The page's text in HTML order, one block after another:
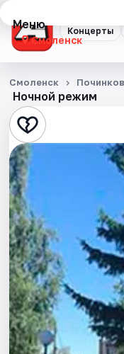
Концерты
Меню
Смоленск
Концерты
Театр
Стендап
Выставки
Экскурсии
Спорт
События
Города
Ночной режим
Смоленск